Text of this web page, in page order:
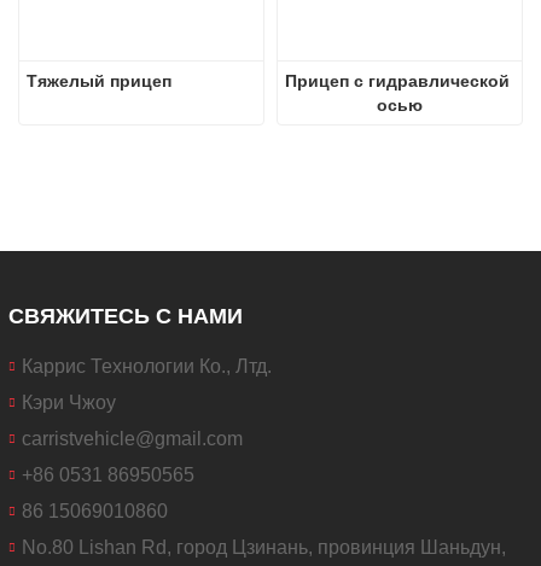
Тяжелый прицеп
Прицеп с гидравлической
осью
СВЯЖИТЕСЬ С НАМИ
Каррис Технологии Ко., Лтд.
Кэри Чжоу
carristvehicle@gmail.com
+86 0531 86950565
86 15069010860
No.80 Lishan Rd, город Цзинань, провинция Шаньдун,